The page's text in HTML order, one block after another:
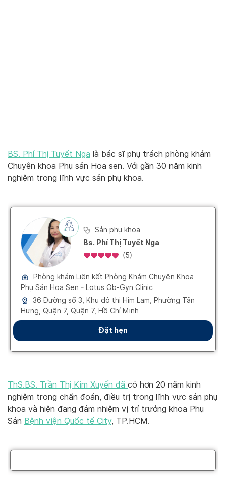
BS. Phí Thị Tuyết Nga là bác sĩ phụ trách phòng khám
Chuyên khoa Phụ sản Hoa sen. Với gần 30 năm kinh
nghiệm trong lĩnh vực sản phụ khoa.
ThS.BS. Trần Thị Kim Xuyến đã có hơn 20 năm kinh
nghiệm trong chẩn đoán, điều trị trong lĩnh vực sản phụ
khoa và hiện đang đảm nhiệm vị trí trưởng khoa Phụ
Sản Bệnh viện Quốc tế City, TP.HCM.